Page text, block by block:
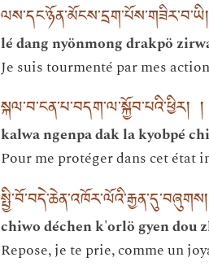
lé dang nyönmong drakpö
Je suis tourmenté par mes
སྐལ་བ་ངན་པ་བདག་ལ་སྐྱོབ་པའི་ཕྱིར། །
kalwa ngenpa dak la kyobpé
Pour me protéger dans cet état
chiwo déchen k'orlö gyen dou
Repose, je te prie, comme un